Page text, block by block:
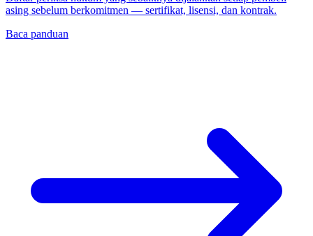
asing sebelum berkomitmen — sertifikat, lisensi, dan kontrak.
Baca panduan